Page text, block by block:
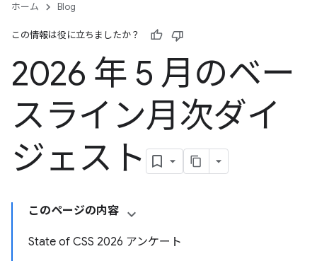
ホーム Blog
この情報は役に立ちましたか？
2026 年 5 月のベー
スライン月次ダイ
ジェスト
このページの内容
State of CSS 2026 アンケート